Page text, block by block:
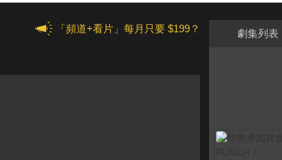
「頻道+看片」每月只要 $199？ 劇集列表